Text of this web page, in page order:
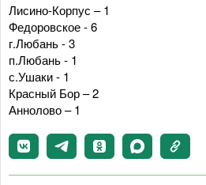
Лисино-Корпус – 1
Федоровское - 6
г.Любань - 3
п.Любань - 1
с.Ушаки - 1
Красный Бор – 2
Аннолово – 1